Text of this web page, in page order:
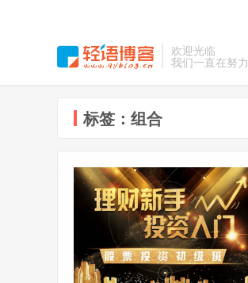
欢迎光临
我们一直在努力
标签：组合